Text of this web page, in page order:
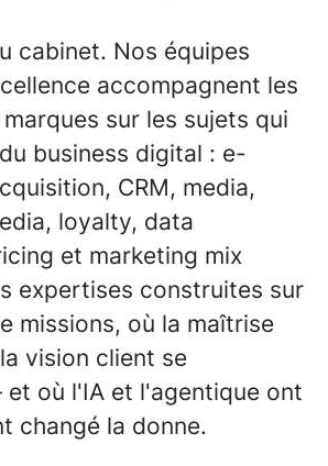
cabinet. Nos équipes
accompagnent les
sur les sujets qui
business digital : e-
CRM, media,
loyalty, data
et marketing mix
expertises construites sur
missions, où la maîtrise
vision client se
où l'IA et l'agentique ont
changé la donne.